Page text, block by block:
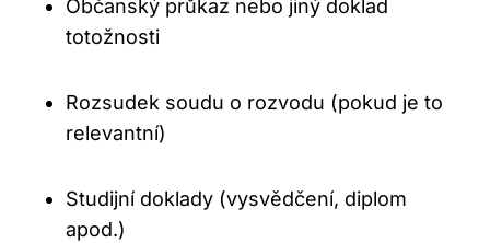
Občanský průkaz nebo jiný doklad
totožnosti
Rozsudek soudu o rozvodu (pokud je to
relevantní)
Studijní doklady (vysvědčení, diplom
apod.)